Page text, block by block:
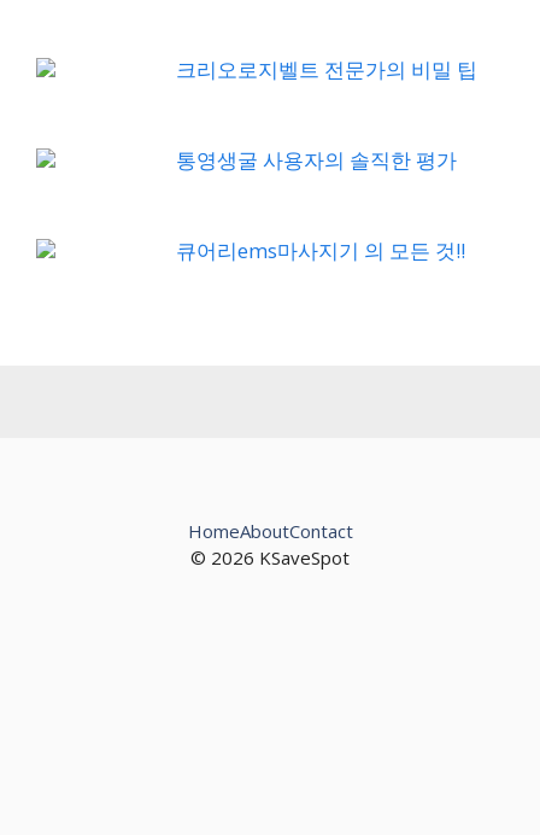
크리오로지벨트 전문가의 비밀 팁
통영생굴 사용자의 솔직한 평가
큐어리ems마사지기 의 모든 것!!
© 2026 KSaveSpot
HomeAboutContact